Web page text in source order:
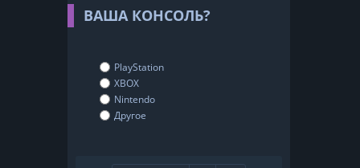
ВАША КОНСОЛЬ?
PlayStation
XBOX
Nintendo
Другое